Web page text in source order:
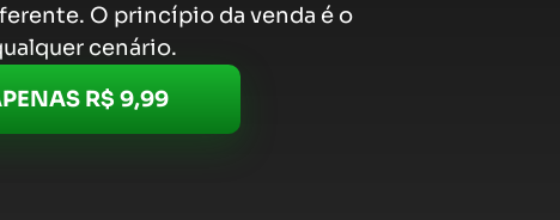
O princípio da venda é o
cenário.
R$ 9,99